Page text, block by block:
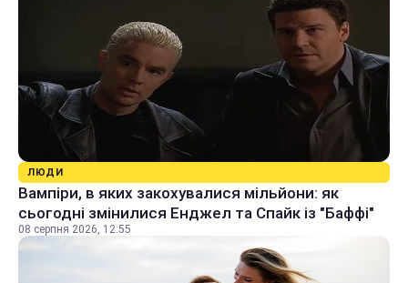
ЛЮДИ
Вампіри, в яких закохувалися мільйони: як
сьогодні змінилися Енджел та Спайк із "Баффі"
08 серпня 2026, 12:55